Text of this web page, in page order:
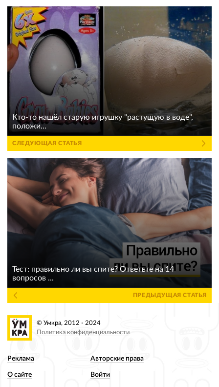
Кто-то нашёл старую игрушку "растущую в воде",
положи...
СЛЕДУЮЩАЯ СТАТЬЯ
Тест: правильно ли вы спите? Ответьте на 14
вопросов ...
ПРЕДЫДУЩАЯ СТАТЬЯ
Реклама Авторские права
О сайте Войти
© Умкра, 2012 - 2024
Политика конфиденциальности